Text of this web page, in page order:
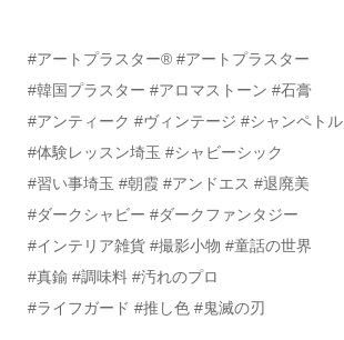
#アートプラスター®️ #アートプラスター
#韓国プラスター #アロマストーン #石膏
#アンティーク #ヴィンテージ #シャンペトル
#体験レッスン埼玉 #シャビーシック
#習い事埼玉 #朝霞 #アンドエス #退廃美
#ダークシャビー #ダークファンタジー
#インテリア雑貨 #撮影小物 #童話の世界
#真鍮 #調味料 #汚れのプロ
#ライフガード #推し色 #鬼滅の刃